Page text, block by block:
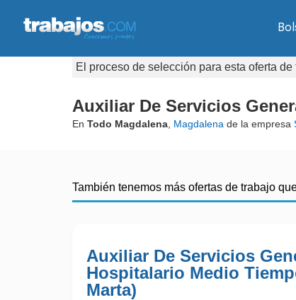
El proceso de selección para esta oferta
Auxiliar De Servicios
En Todo Magdalena Magdalena de la empresa
También tenemos más ofertas de trabajo
Auxiliar De Servicios
Hospitalario Medio
Marta)